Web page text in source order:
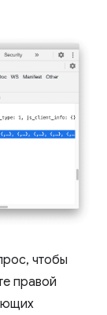
чтобы
правой